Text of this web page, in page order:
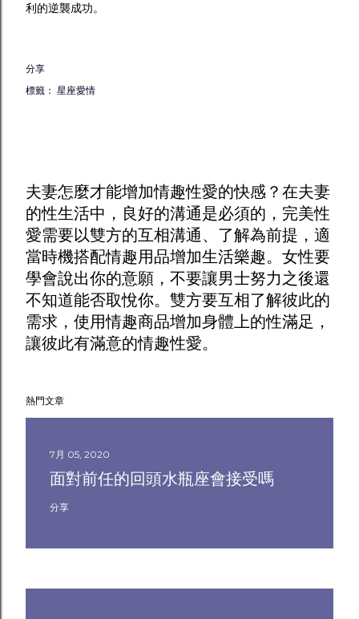
利的逆襲成功。
分享
標籤： 星座愛情
夫妻怎麼才能增加情趣性愛的快感？在夫妻
的性生活中，良好的溝通是必須的，完美性
愛需要以雙方的互相溝通、了解為前提，適
當時機搭配情趣用品增加生活樂趣。女性要
學會說出你的意願，不要讓男士努力之後還
不知道能否取悅你。雙方要互相了解彼此的
需求，使用情趣商品增加身體上的性滿足，
讓彼此有滿意的情趣性愛。
熱門文章
7月 05, 2020
面對前任的回頭水瓶座會接受嗎
分享